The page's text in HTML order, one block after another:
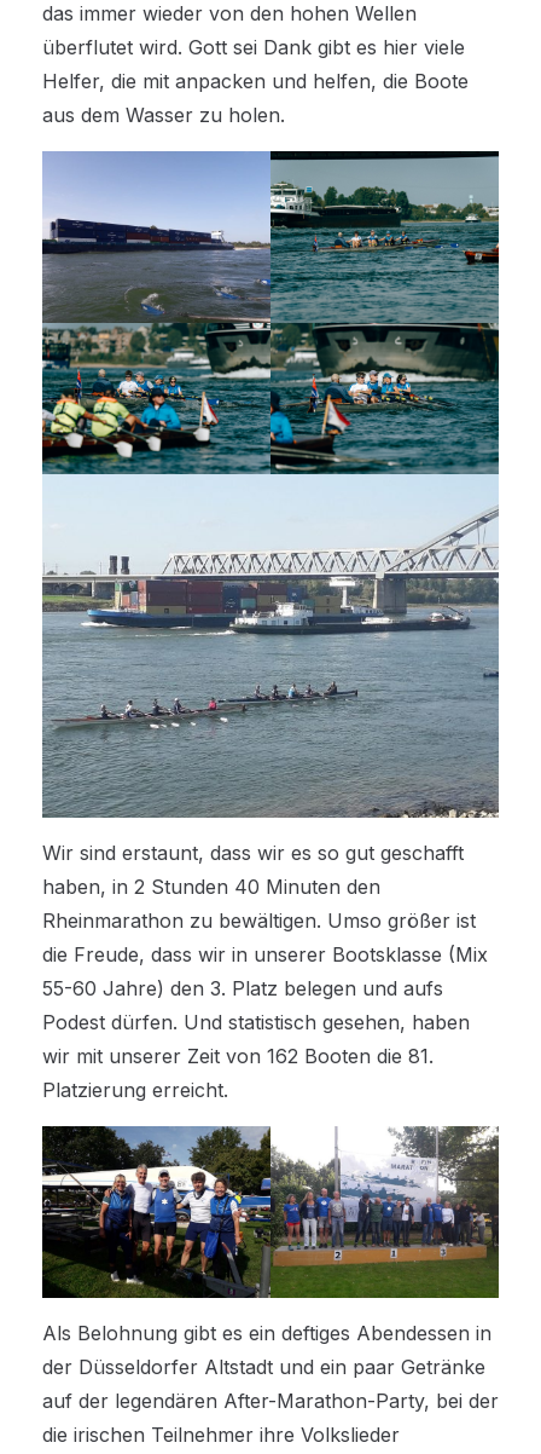
das immer wieder von den hohen Wellen
überflutet wird. Gott sei Dank gibt es hier viele
Helfer, die mit anpacken und helfen, die Boote
aus dem Wasser zu holen.
Wir sind erstaunt, dass wir es so gut geschafft
haben, in 2 Stunden 40 Minuten den
Rheinmarathon zu bewältigen. Umso größer ist
die Freude, dass wir in unserer Bootsklasse (Mix
55-60 Jahre) den 3. Platz belegen und aufs
Podest dürfen. Und statistisch gesehen, haben
wir mit unserer Zeit von 162 Booten die 81.
Platzierung erreicht.
Als Belohnung gibt es ein deftiges Abendessen in
der Düsseldorfer Altstadt und ein paar Getränke
auf der legendären After-Marathon-Party, bei der
die irischen Teilnehmer ihre Volkslieder